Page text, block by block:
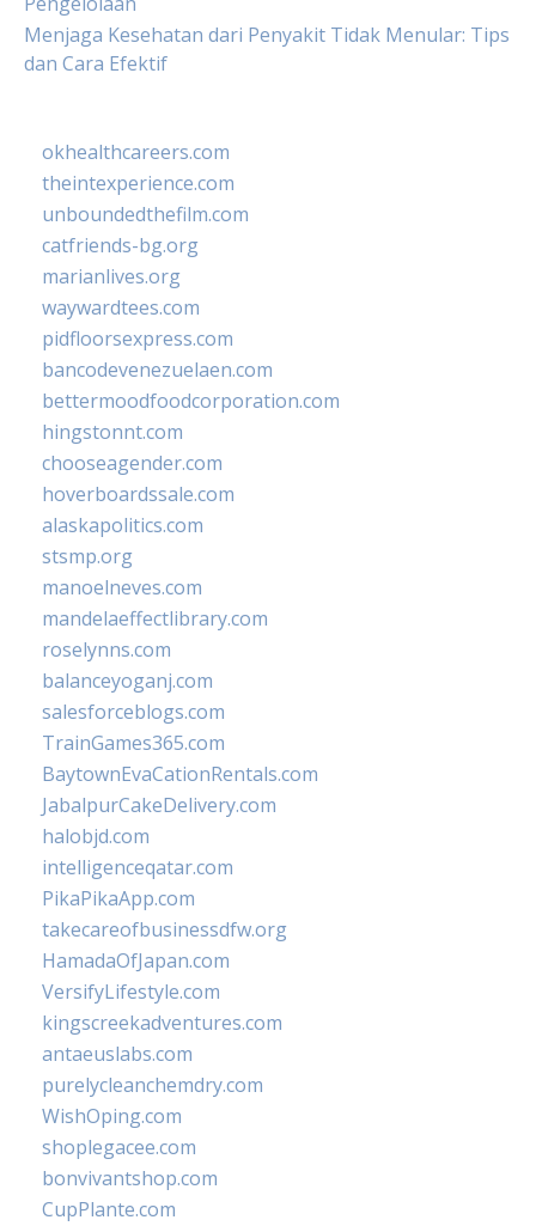
Menjaga Kesehatan dari Penyakit Tidak Menular: Tips
dan Cara Efektif
okhealthcareers.com
theintexperience.com
unboundedthefilm.com
catfriends-bg.org
marianlives.org
waywardtees.com
pidfloorsexpress.com
bancodevenezuelaen.com
bettermoodfoodcorporation.com
hingstonnt.com
chooseagender.com
hoverboardssale.com
alaskapolitics.com
stsmp.org
manoelneves.com
mandelaeffectlibrary.com
roselynns.com
balanceyoganj.com
salesforceblogs.com
TrainGames365.com
BaytownEvaCationRentals.com
JabalpurCakeDelivery.com
halobjd.com
intelligenceqatar.com
PikaPikaApp.com
takecareofbusinessdfw.org
HamadaOfJapan.com
VersifyLifestyle.com
kingscreekadventures.com
antaeuslabs.com
purelycleanchemdry.com
WishOping.com
shoplegacee.com
bonvivantshop.com
CupPlante.com